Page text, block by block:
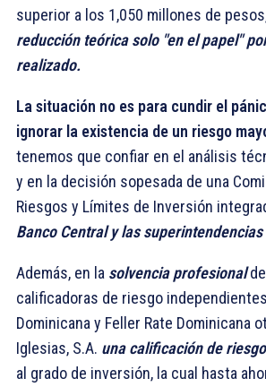
superior a los 1,050 millones de
reducción teórica solo "en el papel"
realizado.
La situación no es para cundir el
ignorar la existencia de un riesgo
tenemos que confiar en el análisis
y en la decisión sopesada de una
Riesgos y Límites de Inversión
Banco Central y las
Además, en la solvencia profesional
calificadoras de riesgo
Dominicana y Feller Rate Dominicana
Iglesias, S.A. una calificación de
al grado de inversión, la cual hasta